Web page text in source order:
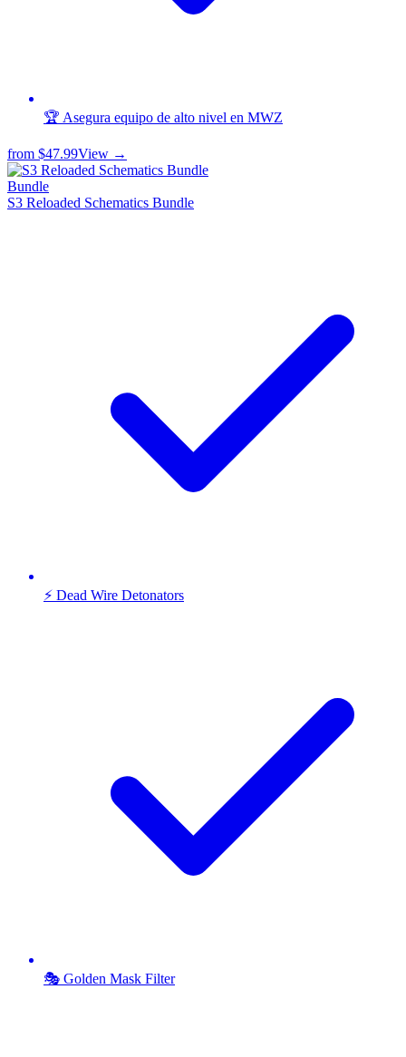
🏆 Asegura equipo de alto nivel en MWZ
from $47.99View →
Bundle
S3 Reloaded Schematics Bundle
⚡ Dead Wire Detonators
🎭 Golden Mask Filter